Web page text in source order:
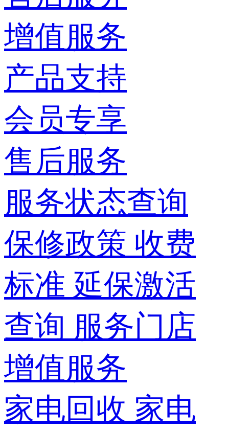
增值服务
产品支持
会员专享
售后服务
服务状态查询
保修政策 收费
标准 延保激活
查询 服务门店
增值服务
家电回收 家电